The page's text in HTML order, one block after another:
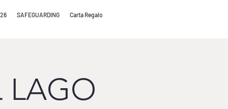
SAFEGUARDING Carta Regalo
LAGO